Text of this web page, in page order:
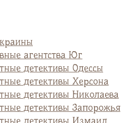
агентства Юг
детективы Одессы
детективы Херсона
детективы Николаева
детективы Запорожья